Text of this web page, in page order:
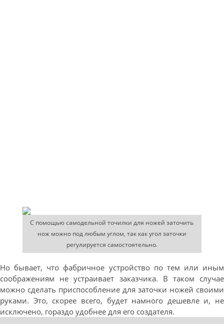
С помощью самодельной точилки для ножей заточить
нож можно под любым углом, так как угол заточки
регулируется самостоятельно.
Но бывает, что фабричное устройство по тем или иным
соображениям не устраивает заказчика. В таком случае
можно сделать приспособление для заточки ножей своими
руками. Это, скорее всего, будет намного дешевле и, не
исключено, гораздо удобнее для его создателя.